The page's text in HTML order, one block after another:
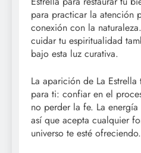
para practicar la atención
conexión con la
cuidar tu espiritualidad
bajo esta luz curativa.
La aparición de La
para ti: confiar en el
no perder la fe. La
así que acepta cualquier
universo te esté ofreciendo.